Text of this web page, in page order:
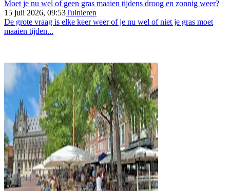
Moet je nu wel of geen gras maaien tijdens droog en zonnig weer?
15 juli 2026, 09:53Tuinieren
De grote vraag is elke keer weer of je nu wel of niet je gras moet
maaien tijden...